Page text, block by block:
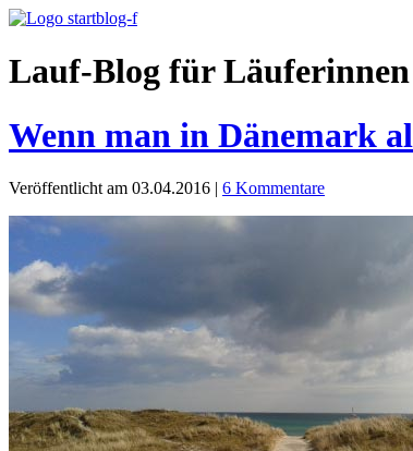
Lauf-Blog für
Wenn man in Dänemark
Veröffentlicht am 03.04.2016 | 6 Kommentare